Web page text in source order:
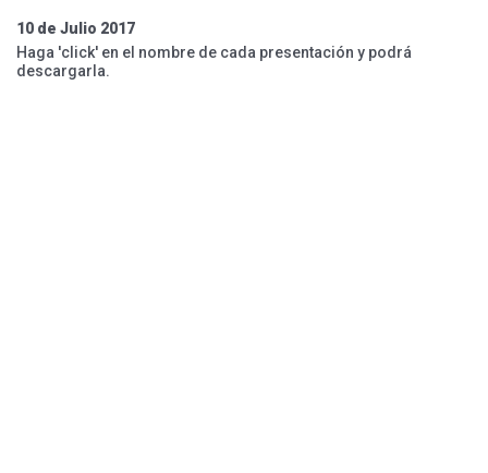
10 de Julio 2017
Haga 'click' en el nombre de cada presentación y podrá
descargarla.